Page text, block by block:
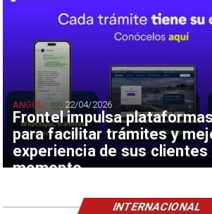
Frontel impulsa
para facilitar trámites y
experiencia de sus clientes
momento
ANGOL 22/04/2026
INTERNACIONAL